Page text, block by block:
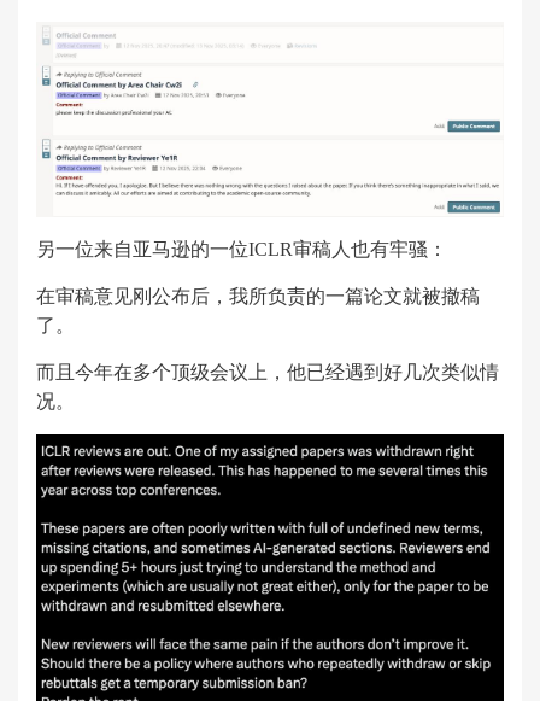
另一位来自亚马逊的一位ICLR审稿人也有牢骚：
在审稿意见刚公布后，我所负责的一篇论文就被撤稿
了。
而且今年在多个顶级会议上，他已经遇到好几次类似情
况。